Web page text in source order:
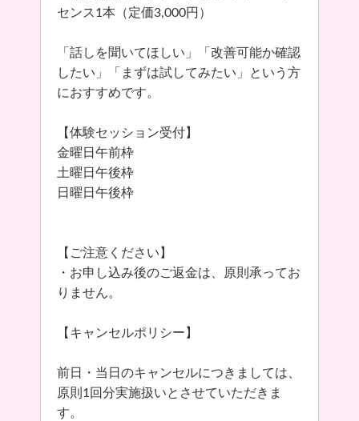
センス1本（定価3,000円）
「話しを聞いてほしい」「改善可能か確認
したい」「まずは試してみたい」という方
におすすめです。
【体験セッション受付】
金曜日午前枠
土曜日午後枠
日曜日午後枠
【ご注意ください】
・お申し込み後のご返金は、原則承ってお
りません。
【キャンセルポリシー】
前日・当日のキャンセルにつきましては、
原則1回分実施扱いとさせていただきま
す。